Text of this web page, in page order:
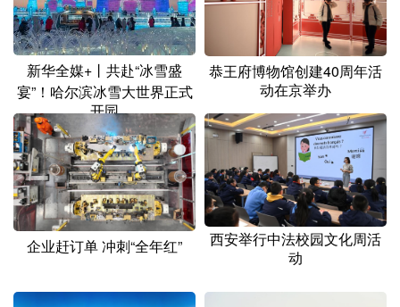
新疆 内蒙古 黑龙江
多语种频道
English Español Français عربى
Русский язык 日本語 한국어
Deutsch Português
新华全媒+丨共赴“冰雪盛
宴”！哈尔滨冰雪大世界正式
开园
恭王府博物馆创建40周年活
动在京举办
企业赶订单 冲刺“全年红”
西安举行中法校园文化周活
动